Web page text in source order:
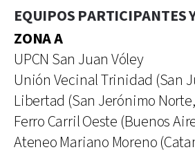
EQUIPOS PARTICIPANTES
ZONA A
UPCN San Juan Vóley
Unión Vecinal Trinidad (San
Libertad (San Jerónimo
Ferro Carril Oeste (Buenos
Ateneo Mariano Moreno